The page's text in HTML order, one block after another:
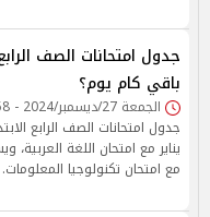
باقي كام يوم؟
الجمعة 27/ديسمبر/2024 - 04:58 م
مع امتحان تكنولوجيا المعلومات.